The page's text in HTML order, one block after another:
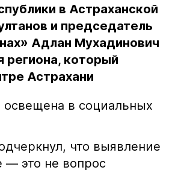
в Астраханской
и председатель
Адлан Мухадинович
региона, который
Астрахани
в социальных
что выявление
— это не вопрос